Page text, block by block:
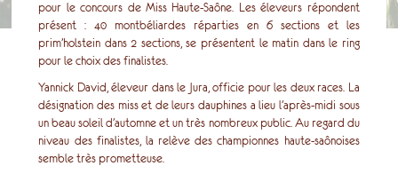
pour le concours de Miss Haute-Saône. Les éleveurs répondent
présent : 40 montbéliardes réparties en 6 sections et les
prim’holstein dans 2 sections, se présentent le matin dans le ring
pour le choix des finalistes.
Yannick David, éleveur dans le Jura, officie pour les deux races. La
désignation des miss et de leurs dauphines a lieu l’après-midi sous
un beau soleil d’automne et un très nombreux public. Au regard du
niveau des finalistes, la relève des championnes haute-saônoises
semble très prometteuse.